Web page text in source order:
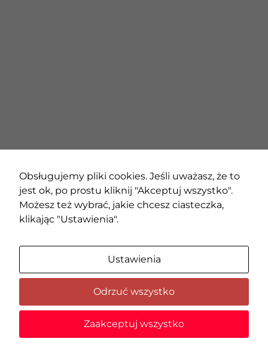
Obsługujemy pliki cookies. Jeśli uważasz, że to
jest ok, po prostu kliknij "Akceptuj wszystko".
Możesz też wybrać, jakie chcesz ciasteczka,
klikając "Ustawienia".
Ustawienia
Odrzuć wszystko
Zaakceptuj wszystko